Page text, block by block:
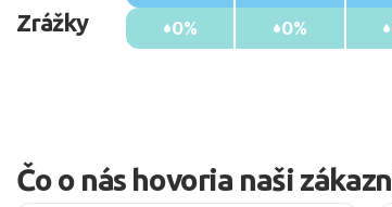
Zrážky
0%
0%
Čo o nás hovoria naši